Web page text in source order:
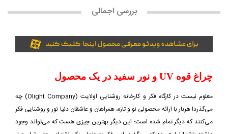
بررسی اجمالی
چراغ قوه UV و نور سفید در یک محصول
معلوم نیست در کارگاه فکر و کارخانه روشنایی اولایت (Olight Company) چه
می‌گذرد! هربار با ارائه محصولی نو و تازه، همراهان و عاشقان دنیا نور و روشنایی فکر
می‌کنند که دیگر تمام شده است؛ این دیگر بهترین چیزی هست که می‌تواند وجود